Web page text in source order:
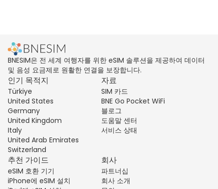
BNESIM은 전 세계 여행자를 위한 eSIM 솔루션을 제공하여 데이터
및 음성 요금제로 원활한 연결을 보장합니다.
인기 목적지
Türkiye
United States
Germany
United Kingdom
Italy
United Arab Emirates
Switzerland
자료
SIM 카드
BNE Go Pocket WiFi
블로그
도움말 센터
서비스 상태
추천 가이드
eSIM 호환 기기
iPhone에 eSIM 설치
회사
파트너십
회사 소개